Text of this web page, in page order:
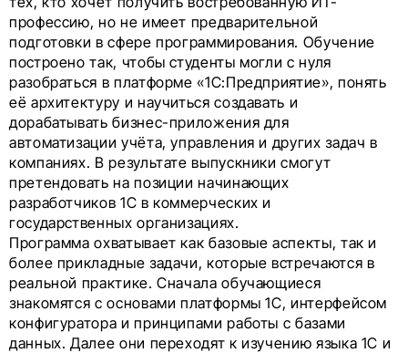
профессию, но не имеет предварительной
подготовки в сфере программирования. Обучение
построено так, чтобы студенты могли с нуля
разобраться в платформе «1С:Предприятие», понять
её архитектуру и научиться создавать и
дорабатывать бизнес-приложения для
автоматизации учёта, управления и других задач в
компаниях. В результате выпускники смогут
претендовать на позиции начинающих
разработчиков 1С в коммерческих и
государственных организациях.
Программа охватывает как базовые аспекты, так и
более прикладные задачи, которые встречаются в
реальной практике. Сначала обучающиеся
знакомятся с основами платформы 1С, интерфейсом
конфигуратора и принципами работы с базами
данных. Далее они переходят к изучению языка 1С и